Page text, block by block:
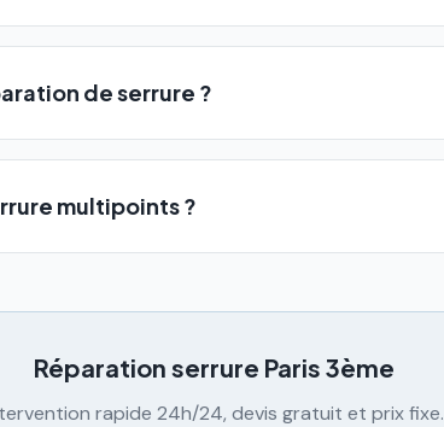
de serrure ?
multipoints ?
Réparation serrure Paris 3ème
rapide 24h/24, devis gratuit et prix fixe.